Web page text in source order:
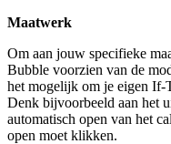
Maatwerk
Om aan jouw specifieke
Bubble voorzien van de
het mogelijk om je eigen If-
Denk bijvoorbeeld aan het
automatisch open van het
open moet klikken.